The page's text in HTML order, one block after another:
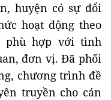
huyện có sự đổi
hoạt động theo
phù hợp với tình
đơn vị. Đã phối
chương trình đề
truyền cho cán